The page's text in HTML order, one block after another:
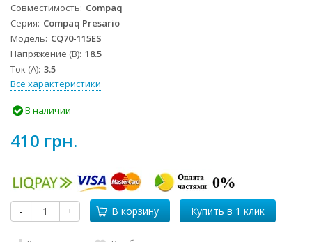
Совместимость Compaq
Серия Compaq Presario
Модель CQ70-115ES
Напряжение (В) 18.5
Ток (А) 3.5
Все характеристики
В наличии
410 грн.
- + В корзину